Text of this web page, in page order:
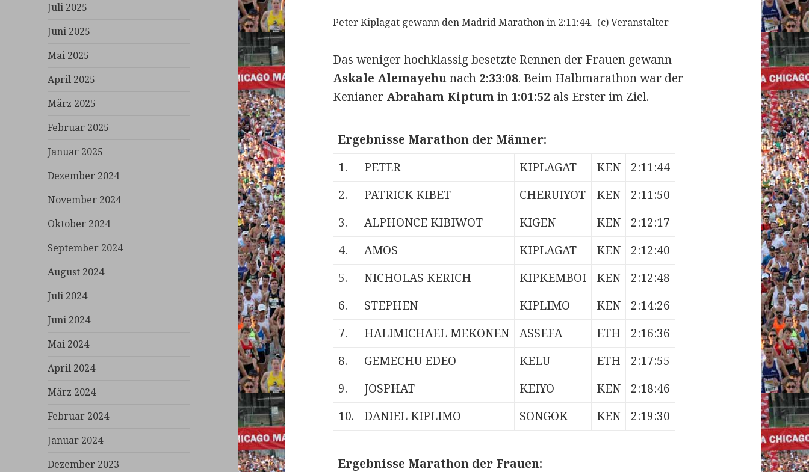
Juli 2025
Juni 2025
Mai 2025
April 2025
März 2025
Februar 2025
Januar 2025
Dezember 2024
November 2024
Oktober 2024
September 2024
August 2024
Juli 2024
Juni 2024
Mai 2024
April 2024
März 2024
Februar 2024
Januar 2024
Dezember 2023
Peter Kiplagat gewann den Madrid Marathon in 2:11:44. (c) Veranstalter
Das weniger hochklassig besetzte Rennen der Frauen gewann
Askale Alemayehunach 2:33:08. Beim Halbmarathon war der
Kenianer Abraham Kiptumin 1:01:52 als Erster im Ziel.
Ergebnisse Marathon der Männer:
1.
PETER KIPLAGAT KEN
2:11:44
2.
PATRICK KIBET CHERUIYOT KEN
2:11:50
3.
ALPHONCE KIBIWOT KIGEN KEN
2:12:17
4.
AMOS KIPLAGAT KEN
2:12:40
5.
NICHOLAS KERICH KIPKEMBOI KEN
2:12:48
6.
STEPHEN KIPLIMO KEN
2:14:26
7.
HALIMICHAEL MEKONEN ASSEFA ETH
2:16:36
8.
GEMECHU EDEO KELU ETH
2:17:55
9.
JOSPHAT KEIYO KEN
2:18:46
10.
DANIEL KIPLIMO SONGOK KEN 2:19:30
Ergebnisse Marathon der Frauen: